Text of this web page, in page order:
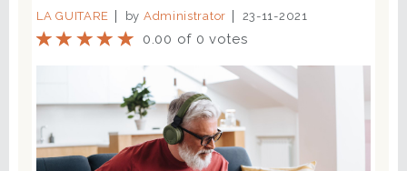
LA GUITARE by Administrator 23-11-2021
0.00 of 0 votes